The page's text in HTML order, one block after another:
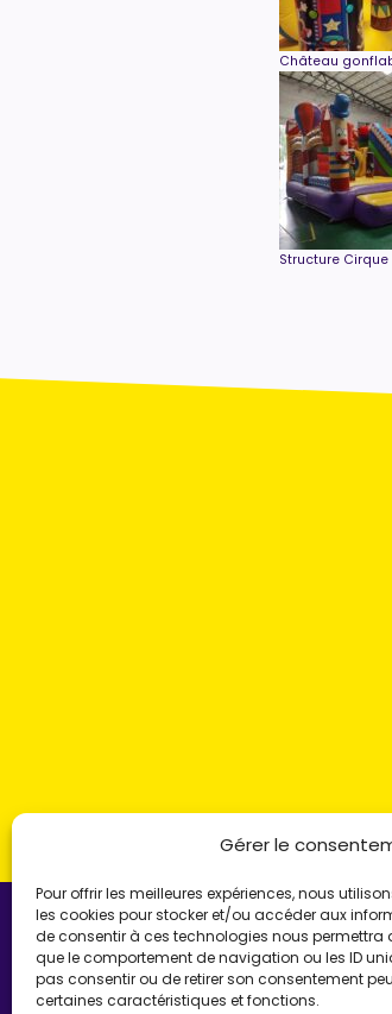
Gérer le
Pour offrir les meilleures expériences, nous
les cookies pour stocker et/ou accéder aux
de consentir à ces technologies nous permettra
que le comportement de navigation ou les ID
pas consentir ou de retirer son consentement
certaines caractéristiques et fonctions.
Château
Structure Cirque